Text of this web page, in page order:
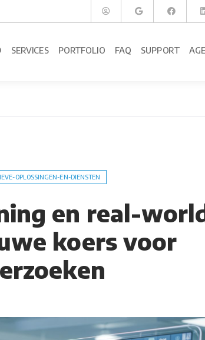
SERVICES PORTFOLIO FAQ SUPPORT
OPLOSSINGEN-EN-DIENSTEN
en real-
koers voor